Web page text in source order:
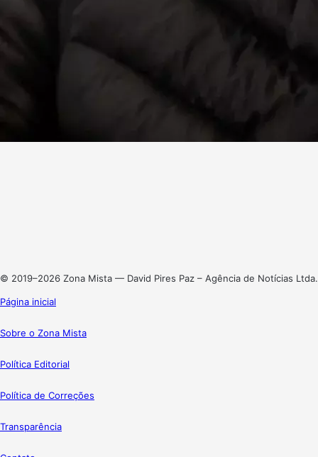
© 2019–2026 Zona Mista — David Pires Paz – Agência de Notícias Ltda.
Página inicial
Sobre o Zona Mista
Política Editorial
Política de Correções
Transparência